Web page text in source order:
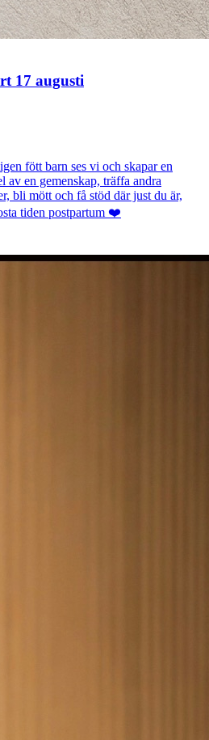
17 augusti
fött barn ses vi och skapar en
av en gemenskap, träffa andra
bli mött och få stöd där just du är,
tiden postpartum ❤️